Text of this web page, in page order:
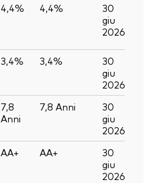
4,4% 4,4%
30
giu
2026
3,4% 3,4%
30
giu
2026
7,8
Anni
7,8 Anni
30
giu
2026
AA+ AA+
30
giu
2026